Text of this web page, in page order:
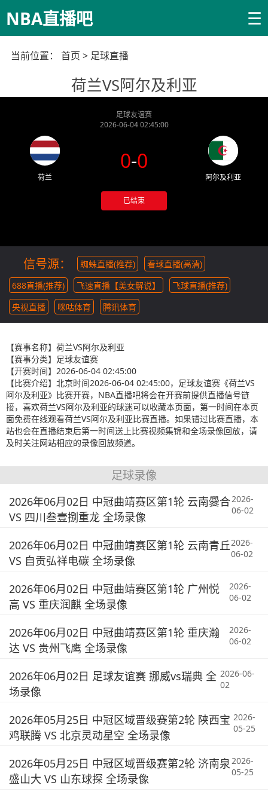
NBA直播吧 ☰
当前位置： 首页 > 足球直播
荷兰VS阿尔及利亚
足球友谊赛
2026-06-04 02:45:00
荷兰
0-0
已结束
阿尔及利亚
信号源： 蜘蛛直播(推荐)
看球直播(高清)
688直播(推荐)
飞速直播【美女解说】
飞球直播(推荐)
央视直播
咪咕体育 腾讯体育
【赛事名称】 荷兰VS阿尔及利亚
【赛事分类】 足球友谊赛
【开赛时间】 2026-06-04 02:45:00
【比赛介绍】 北京时间2026-06-04 02:45:00，足球友谊赛《荷兰VS
阿尔及利亚》比赛开赛，NBA直播吧将会在开赛前提供直播信号链
接，喜欢荷兰VS阿尔及利亚的球迷可以收藏本页面，第一时间在本页
面免费在线观看荷兰VS阿尔及利亚比赛直播。如果错过比赛直播，本
站也会在直播结束后第一时间送上比赛视频集锦和全场录像回放，请
及时关注网站相应的录像回放频道。
足球录像
2026年06月02日 中冠曲靖赛区第1轮 云南爨合
VS 四川叁壹捌重龙 全场录像
2026-
06-02
2026年06月02日 中冠曲靖赛区第1轮 云南青丘
VS 自贡弘祥电碳 全场录像
2026-
06-02
2026年06月02日 中冠曲靖赛区第1轮 广州悦
高 VS 重庆润麒 全场录像
2026-
06-02
2026年06月02日 中冠曲靖赛区第1轮 重庆瀚
达 VS 贵州飞鹰 全场录像
2026-
06-02
2026年06月02日 足球友谊赛 挪威vs瑞典 全
场录像
2026-06-
02
2026年05月25日 中冠区域晋级赛第2轮 陕西宝
鸡联腾 VS 北京灵动星空 全场录像
2026-
05-25
2026年05月25日 中冠区域晋级赛第2轮 济南泉
盛山大 VS 山东球探 全场录像
2026-
05-25